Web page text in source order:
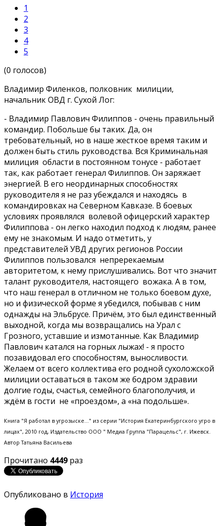
1
2
3
4
5
(0 голосов)
Владимир Филенков, полковник милиции,
начальник ОВД г. Сухой Лог:
- Владимир Павлович Филиппов - очень правильный
командир. Побольше бы таких. Да, он
требовательный, но в наше жесткое время таким и
должен быть стиль руководства. Вся Криминальная
милиция области в постоянном тонусе - работает
так, как работает генерал Филиппов. Он заряжает
энергией. В его неординарных способностях
руководителя я не раз убеждался и находясь в
командировках на Северном Кавказе. В боевых
условиях проявлялся волевой офицерский характер
Филиппова - он легко находил подход к людям, ранее
ему не знакомым. И надо отметить, у
представителей УВД других регионов России
Филиппов пользовался непререкаемым
авторитетом, к нему прислушивались. Вот что значит
талант руководителя, настоящего вожака. А в том,
что наш генерал в отличном не только боевом духе,
но и физической форме я убедился, побывав с ним
однажды на Эльбрусе. Причём, это был единственный
выходной, когда мы возвращались на Урал с
Грозного, уставшие и измотанные. Как Владимир
Павлович катался на горных лыжах! - я просто
позавидовал его способностям, выносливости.
Желаем от всего коллектива его родной сухоложской
милиции оставаться в таком же бодром здравии
долгие годы, счастья, семейного благополучия, и
ждём в гости не «проездом», а «на подольше».
Книга "Я работал в угрозыске..." из серии "История Екатеринбургского угро в
лицах", 2010 год, Издательство ООО " Медиа Группа "Парацельс", г. Ижевск.
Автор Татьяна Васильева
Прочитано 4449 раз
Опубликовано в История